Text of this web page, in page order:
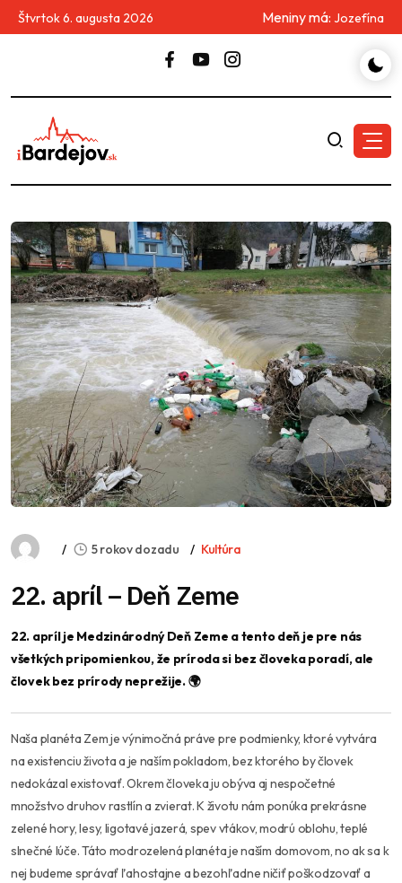
Štvrtok 6. augusta 2026 Meniny má: Jozefína
5 rokov dozadu Kultúra
22. apríl – Deň Zeme
22. apríl je Medzinárodný Deň Zeme a tento deň je pre nás
všetkých pripomienkou, že príroda si bez človeka poradí, ale
človek bez prírody neprežije. 🌍
Naša planéta Zem je výnimočná práve pre podmienky, ktoré vytvára
na existenciu života a je naším pokladom, bez ktorého by človek
nedokázal existovať. Okrem človeka ju obýva aj nespočetné
množstvo druhov rastlín a zvierat. K životu nám ponúka prekrásne
zelené hory, lesy, ligotavé jazerá, spev vtákov, modrú oblohu, teplé
slnečné lúče. Táto modrozelená planéta je naším domovom, no ak sa k
nej budeme správať ľahostajne a bezohľadne ničiť poškodzovať a